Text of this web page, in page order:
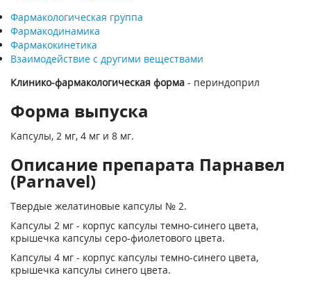
Фармакологическая группа
Фармакодинамика
Фармакокинетика
Взаимодействие с другими веществами
Клинико-фармакологическая форма - периндоприл
Форма выпуска
Капсулы, 2 мг, 4 мг и 8 мг.
Описание препарата Парнавел
(Parnavel)
Твердые желатиновые капсулы № 2.
Капсулы 2 мг - корпус капсулы темно-синего цвета,
крышечка капсулы серо-фиолетового цвета.
Капсулы 4 мг - корпус капсулы темно-синего цвета,
крышечка капсулы синего цвета.